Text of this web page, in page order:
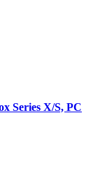
Series X/S, PC